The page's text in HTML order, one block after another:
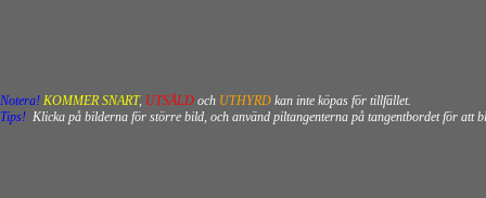
Notera! KOMMER SNART, UTSÅLD och UTHYRD kan inte köpas för tillfället.
Tips! Klicka på bilderna för större bild, och använd piltangenterna på tangentbordet för att